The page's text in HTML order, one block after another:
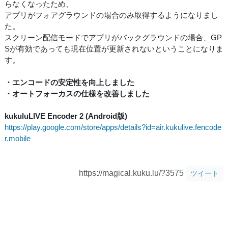
らなくなったため、
アプリがフォアグラウンドの場合のみ取得するようになりまし
た。
スクリーン配信モードでアプリがバックグラウンドの場合、GP
Sが有効であっても現在位置が更新されないということになりま
す。
・エンコードの安定性を向上しました
・オートフォーカスの仕様を改善しました
kukuluLIVE Encoder 2 (Android版)
https://play.google.com/store/apps/details?id=air.kukulive.fencode
r.mobile
https://magical.kuku.lu/?3575 ツイート